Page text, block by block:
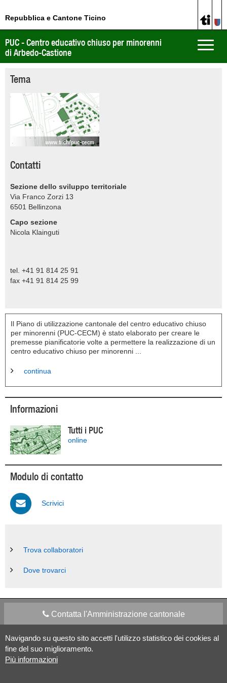
Navigando su questo sito accetti l'utilizzo statistico dei cookies al
fine del suo miglioramento.
Più informazioni
Repubblica e Cantone Ticino
Toggle
PUC - Centro educativo chiuso per minorenni
di Arbedo-Castione
Tema
www.ti.ch/puc-cecm
Contatti
Sezione dello sviluppo territoriale
Via Franco Zorzi 13
6501 Bellinzona
Capo sezione
Nicola Klainguti
tel. +41 91 814 25 91
fax +41 91 814 25 99
Il Piano di utilizzazione cantonale del centro educativo chiuso
per minorenni (PUC-CECM) è stato elaborato per creare le
premesse pianificatorie volte a permettere la realizzazione di un
centro educativo chiuso per minorenni ...
continua
Informazioni
Tutti i PUC
online
Modulo di contatto
Scrivici
Trova collaboratori
Dove trovarci
Contatta l'Amministrazione cantonale
Apps Mobile Social media